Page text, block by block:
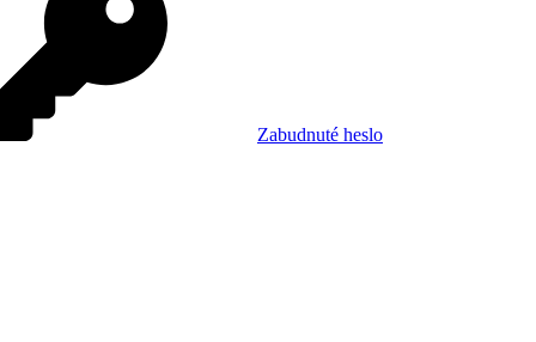
Zabudnuté heslo